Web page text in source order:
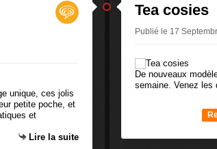
unique, ces jolis
petite poche, et
et
Lire la suite
Tea cosies
Publié le 17
De nouveaux
semaine. Venez les